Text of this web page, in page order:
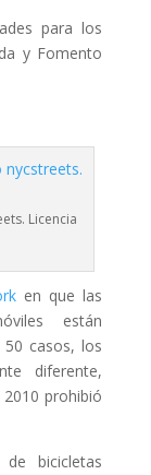
para los
y Fomento
Licencia
en que las
están
casos, los
diferente,
2010 prohibió
bicicletas